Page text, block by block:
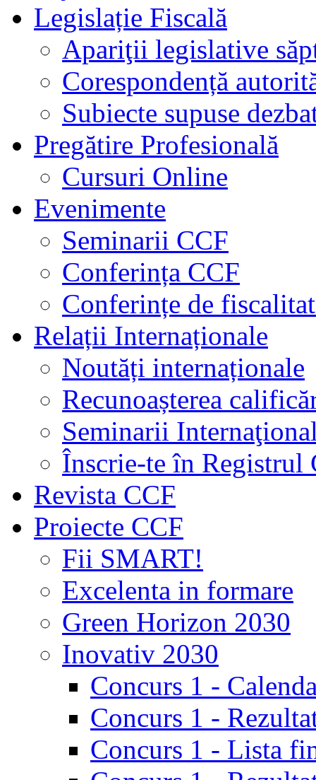
Legislație Fiscală
Apariţii legislative
Corespondență
Subiecte supuse
Pregătire Profesională
Cursuri Online
Evenimente
Seminarii CCF
Conferința CCF
Conferințe de
Relații Internaționale
Noutăți internaționale
Recunoașterea
Seminarii
Înscrie-te în Registrul
Revista CCF
Proiecte CCF
Fii SMART!
Excelenta in formare
Green Horizon 2030
Inovativ 2030
Concurs 1 -
Concurs 1 -
Concurs 1 - Lista